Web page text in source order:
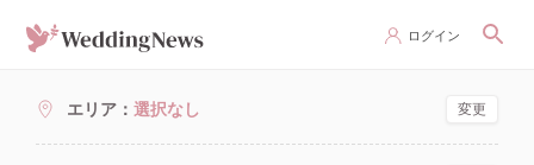
ログイン
エリア 選択なし 変更